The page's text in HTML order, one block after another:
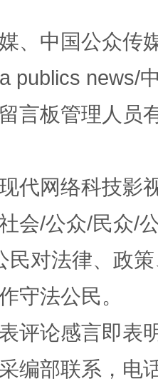
标问题”
、中国公众传
publics news/
言板管理人员
代网络科技影
会/公众/民众/
民对法律、政
守法公民。
评论感言即表
编部联系，电